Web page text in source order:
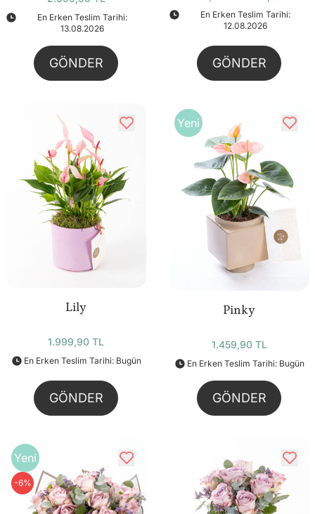
En Erken Teslim Tarihi:
13.08.2026
GÖNDER
En Erken Teslim Tarihi:
12.08.2026
GÖNDER
Lily
1.999,90 TL
En Erken Teslim Tarihi: Bugün
GÖNDER
Yeni
Pinky
1.459,90 TL
En Erken Teslim Tarihi: Bugün
GÖNDER
Yeni
-6%